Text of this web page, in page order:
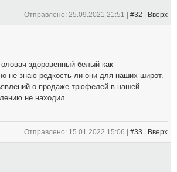
Отправлено: 25.09.2021 21:51 | #32 Вверх
здоровенный белый как
не знаю редкость ли они для наших широт.
о продаже трюфелей в нашей
не находил
Отправлено: 15.01.2022 15:06 | #33 Вверх